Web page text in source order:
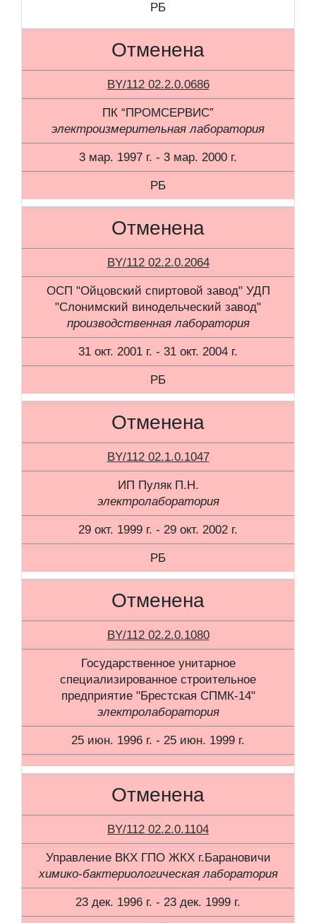
РБ
Отменена
BY/112 02.2.0.0686
ПК “ПРОМСЕРВИС”
электроизмерительная лаборатория
3 мар. 1997 г. - 3 мар. 2000 г.
РБ
Отменена
BY/112 02.2.0.2064
ОСП "Ойцовский спиртовой завод" УДП
"Слонимский винодельческий завод"
производственная лаборатория
31 окт. 2001 г. - 31 окт. 2004 г.
РБ
Отменена
BY/112 02.1.0.1047
ИП Пуляк П.Н.
электролаборатория
29 окт. 1999 г. - 29 окт. 2002 г.
РБ
Отменена
BY/112 02.2.0.1080
Государственное унитарное
специализированное строительное
предприятие "Брестская СПМК-14"
электролаборатория
25 июн. 1996 г. - 25 июн. 1999 г.
Отменена
BY/112 02.2.0.1104
Управление ВКХ ГПО ЖКХ г.Барановичи
химико-бактериологическая лаборатория
23 дек. 1996 г. - 23 дек. 1999 г.